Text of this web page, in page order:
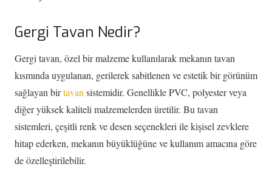
Gergi Tavan Nedir?
Gergi tavan, özel bir malzeme kullanılarak mekanın tavan
kısmında uygulanan, gerilerek sabitlenen ve estetik bir görünüm
sağlayan birtavan sistemidir. Genellikle PVC, polyester veya
diğer yüksek kaliteli malzemelerden üretilir. Bu tavan
sistemleri, çeşitli renk ve desen seçenekleri ile kişisel zevklere
hitap ederken, mekanın büyüklüğüne ve kullanım amacına göre
de özelleştirilebilir.